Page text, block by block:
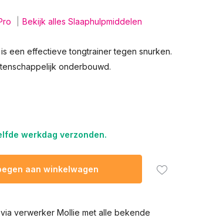
aanmaken
Account
Bekijk alles Slaaphulpmiddelen
een effectieve tongtrainer tegen snurken.
onderbouwd.
werkdag verzonden.
aan winkelwagen
verwerker Mollie met alle bekende